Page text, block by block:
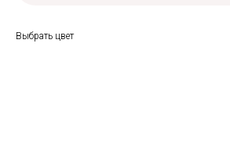
Выбрать цвет